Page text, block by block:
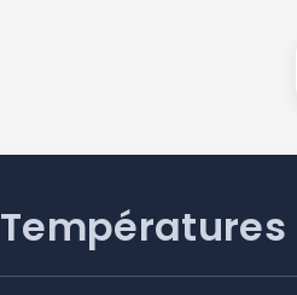
Températures